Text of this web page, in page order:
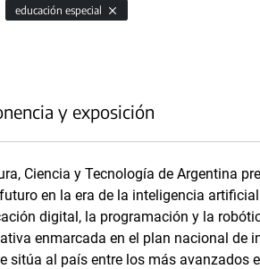
educación especial
y exposición
Ciencia y Tecnología de Argentina
en la era de la inteligencia
digital, la programación y la
enmarcada en el plan nacional de
sitúa al país entre los más avanzados